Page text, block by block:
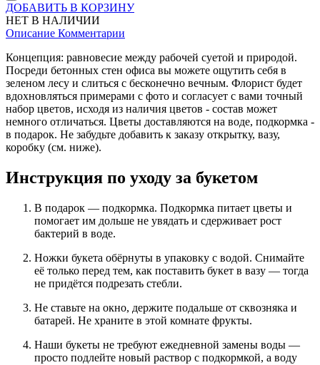
ДОБАВИТЬ В КОРЗИНУ
НЕТ В НАЛИЧИИ
Описание Комментарии
Концепция: равновесие между рабочей суетой и природой.
Посреди бетонных стен офиса вы можете ощутить себя в
зеленом лесу и слиться с бесконечно вечным. Флорист будет
вдохновляться примерами с фото и согласует с вами точный
набор цветов, исходя из наличия цветов - состав может
немного отличаться. Цветы доставляются на воде, подкормка -
в подарок. Не забудьте добавить к заказу открытку, вазу,
коробку (см. ниже).
Инструкция по уходу за букетом
В подарок — подкормка. Подкормка питает цветы и
помогает им дольше не увядать и сдерживает рост
бактерий в воде.
Ножки букета обёрнуты в упаковку с водой. Снимайте
её только перед тем, как поставить букет в вазу — тогда
не придётся подрезать стебли.
Не ставьте на окно, держите подальше от сквозняка и
батарей. Не храните в этой комнате фрукты.
Наши букеты не требуют ежедневной замены воды —
просто подлейте новый раствор с подкормкой, а воду